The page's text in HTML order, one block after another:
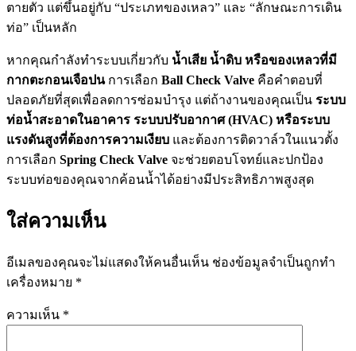
ตายตัว แต่ขึ้นอยู่กับ “ประเภทของเหลว” และ “ลักษณะการเดิน
ท่อ” เป็นหลัก
หากคุณกำลังทำระบบเกี่ยวกับ น้ำเสีย น้ำดิบ หรือของเหลวที่มี
กากตะกอนเจือปนการเลือก Ball Check Valve คือคำตอบที่
ปลอดภัยที่สุดเพื่อลดการซ่อมบำรุง แต่ถ้างานของคุณเป็น ระบบ
ท่อน้ำสะอาดในอาคาร ระบบปรับอากาศ (HVAC) หรือระบบ
แรงดันสูงที่ต้องการความเงียบ และต้องการติดวาล์วในแนวตั้ง
การเลือก Spring Check Valve จะช่วยตอบโจทย์และปกป้อง
ระบบท่อของคุณจากค้อนน้ำได้อย่างมีประสิทธิภาพสูงสุด
ใส่ความเห็น
อีเมลของคุณจะไม่แสดงให้คนอื่นเห็น ช่องข้อมูลจำเป็นถูกทำ
เครื่องหมาย *
ความเห็น *